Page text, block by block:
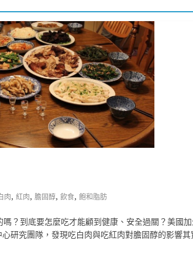
肉 , 紅肉 , 膽固醇, 飲食, 飽和脂肪
？到底要怎麼吃才能顧到健康、安全過關？美國
研究團隊，發現吃白肉與吃紅肉對膽固醇的影響其